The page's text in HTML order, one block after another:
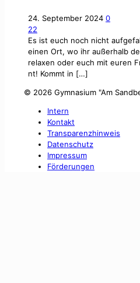
24. September 2024 0
22
Es ist euch noch nicht
einen Ort, wo ihr außer­halb
relax­en oder euch mit euren
nt! Kommt in […]
© 2026 Gymnasium "Am
Intern
Kontakt
Transparenzhinweis
Datenschutz
Impressum
Förderungen